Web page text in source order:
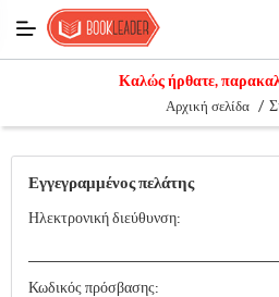
Καλώς ήρθατε,
Αρχική σελίδα /
Εγγεγραμμένος πελάτης
Ηλεκτρονική διεύθυνση:
Κωδικός πρόσβασης: